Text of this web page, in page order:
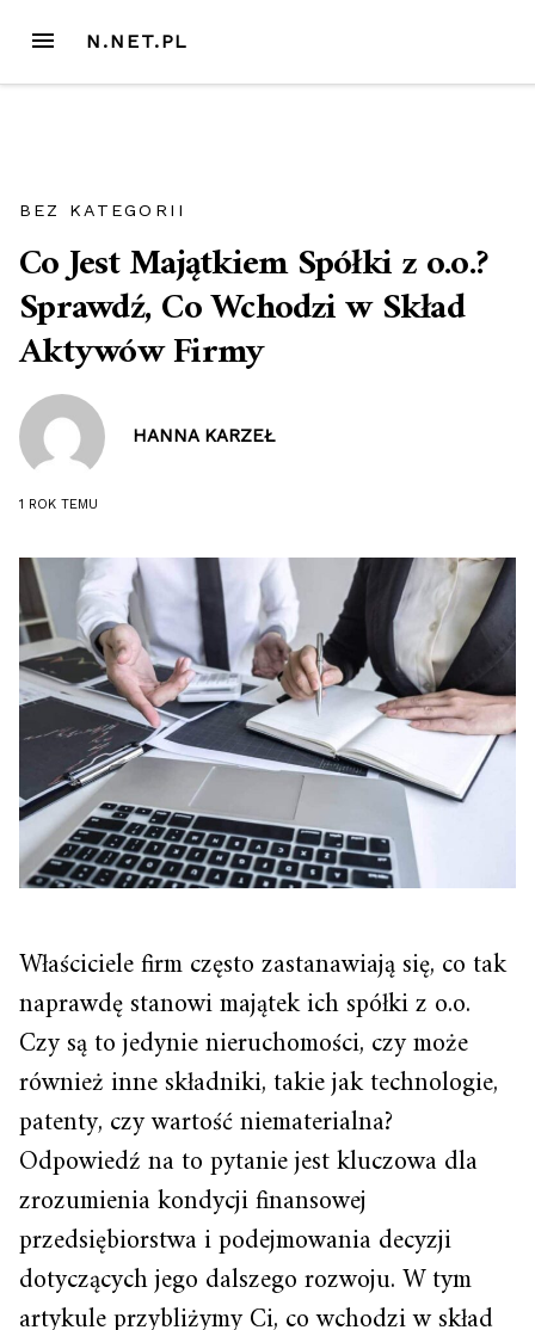
treści
MENU N.NET.PL
BEZ KATEGORII
Co Jest Majątkiem Spółki z o.o.?
Sprawdź, Co Wchodzi w Skład
Aktywów Firmy
HANNA KARZEŁ
1 ROK TEMU
Właściciele firm często zastanawiają się, co tak
naprawdę stanowi majątek ich spółki z o.o.
Czy są to jedynie nieruchomości, czy może
również inne składniki, takie jak technologie,
patenty, czy wartość niematerialna?
Odpowiedź na to pytanie jest kluczowa dla
zrozumienia kondycji finansowej
przedsiębiorstwa i podejmowania decyzji
dotyczących jego dalszego rozwoju. W tym
artykule przybliżymy Ci, co wchodzi w skład